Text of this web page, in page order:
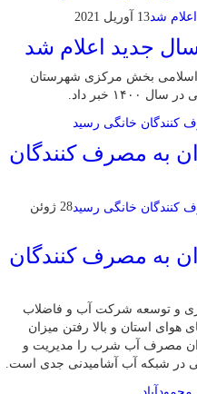
13 آوریل 2021
جدید اعلام شد
اسلامی بخش مرکزی شهرستان
خبر داد.
به مصرف كنندگان
28 ژوئن
به مصرف كنندگان
و توسعه شرکت آب و فاضلاب
هوای استان و بالا رفتن میزان
مصرف آب شرب را مدیریت و
در شبکه آب آشامیدنی جدی است.